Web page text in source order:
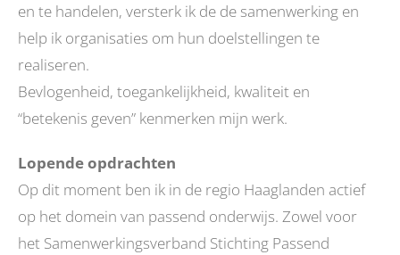
en te handelen, versterk ik de de samenwerking en
help ik organisaties om hun doelstellingen te
realiseren.
Bevlogenheid, toegankelijkheid, kwaliteit en
“betekenis geven” kenmerken mijn werk.
Lopende opdrachten
Op dit moment ben ik in de regio Haaglanden actief
op het domein van passend onderwijs. Zowel voor
het Samenwerkingsverband Stichting Passend